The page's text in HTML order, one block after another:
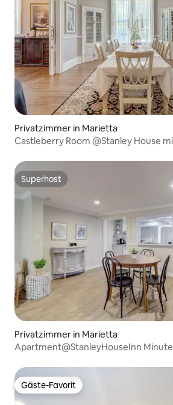
Privatzimmer in Marietta
Castleberry Room @Stanley House
Superhost
Superhost
Privatzimmer in Marietta
Apartment@StanleyHouseInn
Gäste-Favorit
Gäste-Favorit